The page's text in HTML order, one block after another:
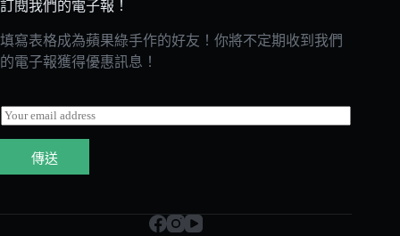
訂閱我們的電子報！
填寫表格成為蘋果綠手作的好友！你將不定期收到我們
的電子報獲得優惠訊息！
E
m
a
l
傳送